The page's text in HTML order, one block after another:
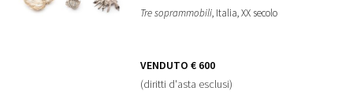
Tre soprammobili, Italia, XX secolo
VENDUTO € 600
(diritti d'asta esclusi)